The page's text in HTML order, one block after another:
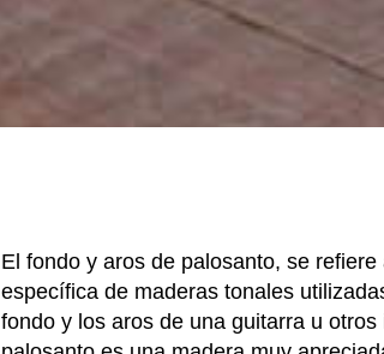
El fondo y aros de palosanto, se
específica de maderas tonales
fondo y los aros de una guitarra u